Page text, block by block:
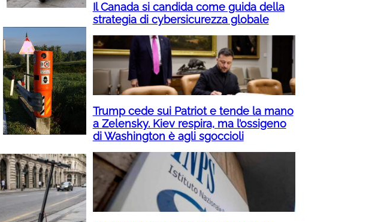
Il Canada si candida come guida della
strategia di cybersicurezza globale
Trump cede sui Patriot e tende la mano
a Zelensky. Kiev respira, ma l’ossigeno
di Washington è agli sgoccioli